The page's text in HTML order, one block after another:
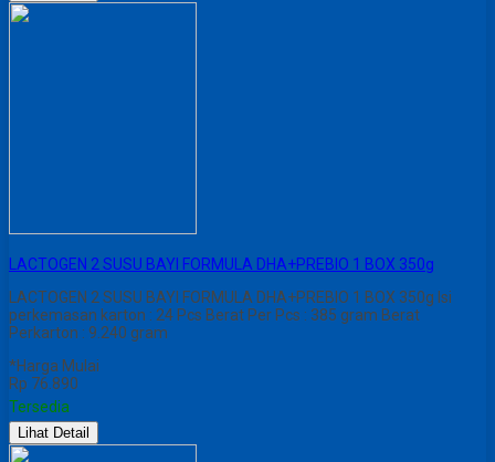
LACTOGEN 2 SUSU BAYI FORMULA DHA+PREBIO 1 BOX 350g
LACTOGEN 2 SUSU BAYI FORMULA DHA+PREBIO 1 BOX 350g Isi
perkemasan karton : 24 Pcs Berat Per Pcs : 385 gram Berat
Perkarton : 9.240 gram
*Harga Mulai
Rp 76.890
Tersedia
Lihat Detail